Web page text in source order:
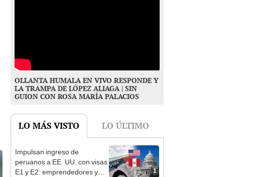
OLLANTA HUMALA EN VIVO RESPONDE Y
LA TRAMPA DE LÓPEZ ALIAGA | SIN
GUION CON ROSA MARÍA PALACIOS
LO MÁS VISTO LO ÚLTIMO
1
Impulsan ingreso de
peruanos a EE. UU. con visas
E1 y E2: emprendedores y